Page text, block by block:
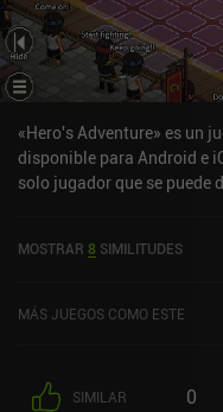
«Hero's Adventure» es un
disponible para Android e
solo jugador que se
en enero de 2025 y cuenta
MOSTRAR 8 SIMILITUDES
MÁS JUEGOS COMO ESTE
SIMILAR 0